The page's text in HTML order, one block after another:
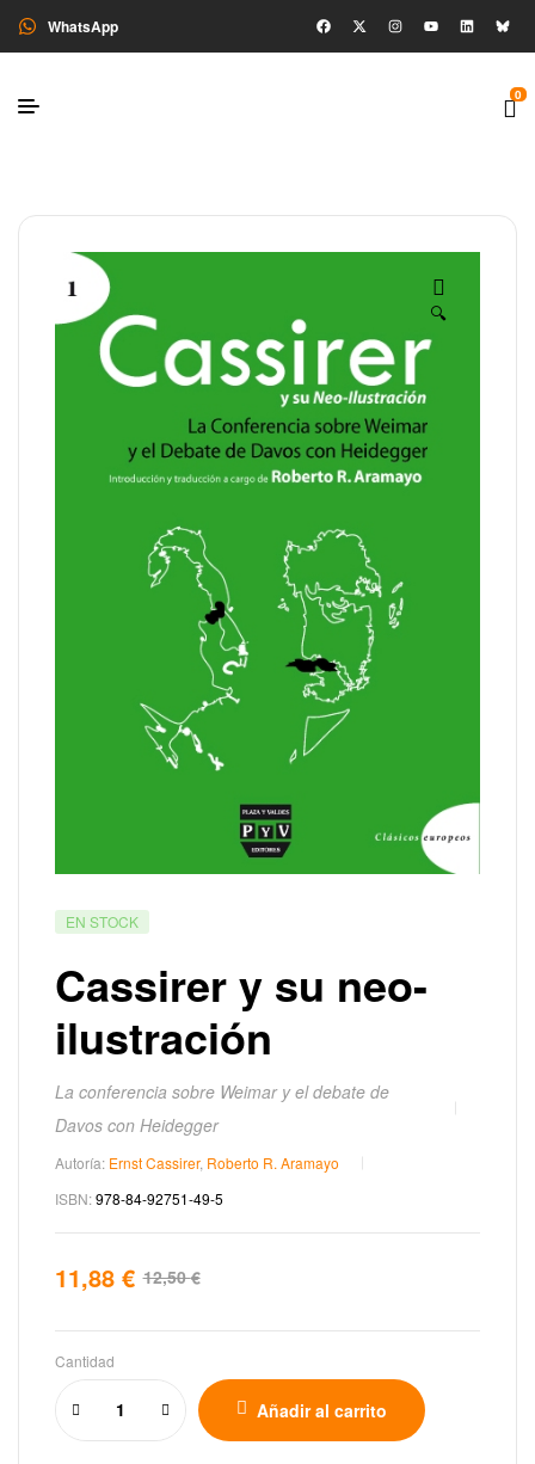
WhatsApp
0
🔍
EN STOCK
Cassirer y su neo-
ilustración
La conferencia sobre Weimar y el debate de
Davos con Heidegger
Autoría: Ernst Cassirer, Roberto R. Aramayo
ISBN:978-84-92751-49-5
12,50€
11,88 €
Cantidad
Añadir al carrito